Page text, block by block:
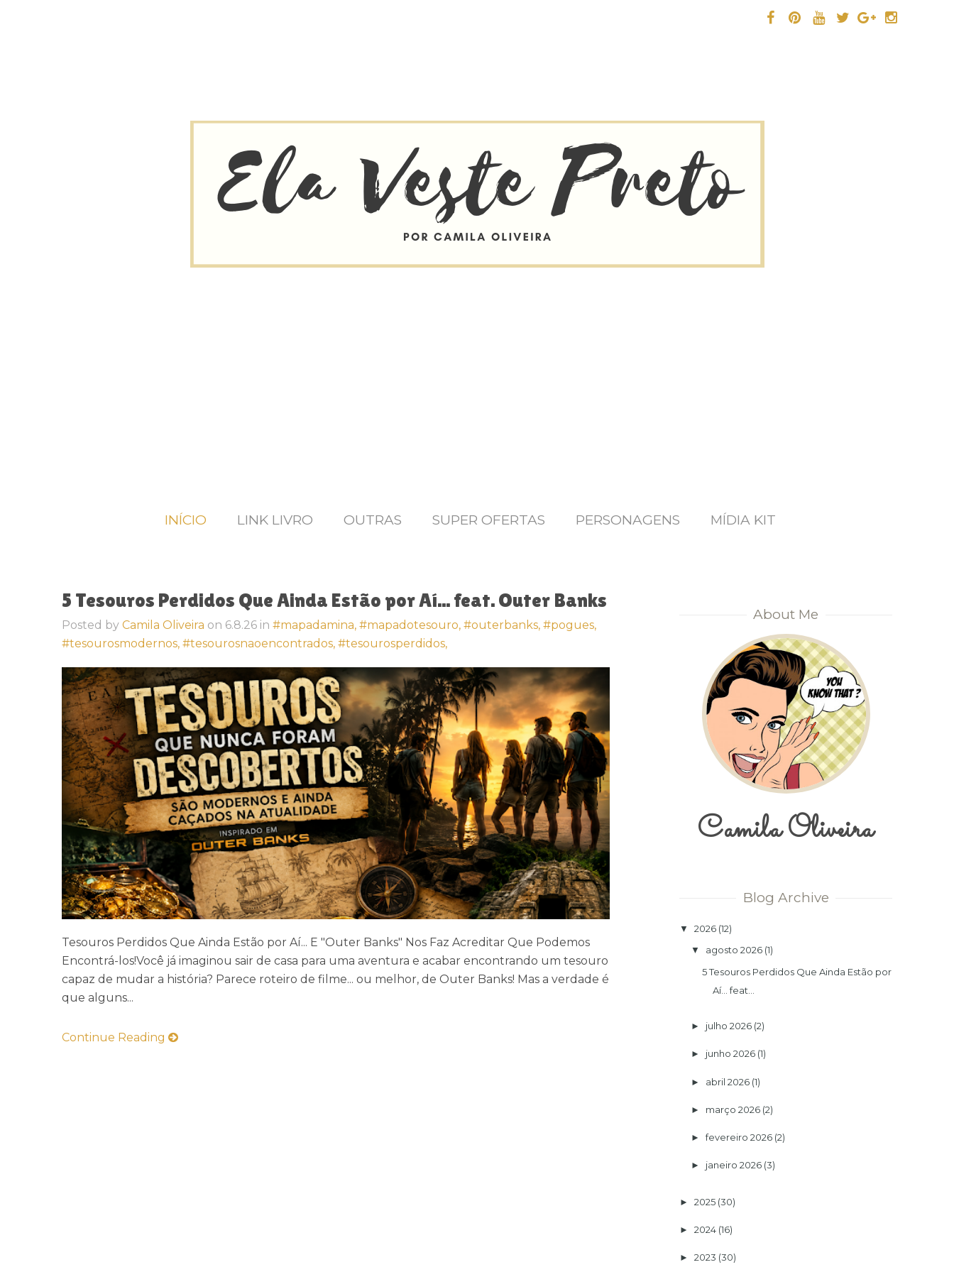
INÍCIO LINK LIVRO OUTRAS SUPER OFERTAS PERSONAGENS MÍDIA KIT
5 Tesouros Perdidos Que Ainda Estão por Aí... feat. Outer Banks
Posted by Camila Oliveira on 6.8.26 in #mapadamina, #mapadotesouro, #outerbanks, #pogues,
#tesourosmodernos, #tesourosnaoencontrados, #tesourosperdidos,
Tesouros Perdidos Que Ainda Estão por Aí... E "Outer Banks" Nos Faz Acreditar Que Podemos
Encontrá-los!Você já imaginou sair de casa para uma aventura e acabar encontrando um tesouro
capaz de mudar a história? Parece roteiro de filme... ou melhor, de Outer Banks! Mas a verdade é
que alguns...
Continue Reading
About Me
Camila Oliveira
Blog Archive
▼ 2026 (12)
▼ agosto 2026 (1)
5 Tesouros Perdidos Que Ainda Estão por
Aí... feat...
► julho 2026 (2)
► junho 2026 (1)
► abril 2026 (1)
► março 2026 (2)
►fevereiro 2026 (2)
► janeiro 2026 (3)
► 2025 (30)
► 2024 (16)
► 2023 (30)